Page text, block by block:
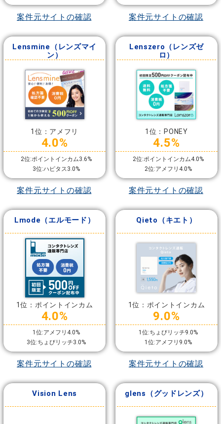
案件元サイトの確認 案件元サイトの確認
Lensmine（レンズマイ
ン）
1位：アメフリ
4.0%
2位:ポイントインカム3.6%
3位:ハピタス3.0%
案件元サイトの確認
Lenszero（レンズゼ
ロ）
1位：PONEY
4.5%
2位:ポイントインカム4.0%
2位:アメフリ4.0%
案件元サイトの確認
Lmode（エルモード）
1位：ポイントインカム
4.0%
1位:アメフリ4.0%
3位:ちょびリッチ3.0%
案件元サイトの確認
Qieto（キエト）
1位：ポイントインカム
9.0%
1位:ちょびリッチ9.0%
1位:アメフリ9.0%
案件元サイトの確認
Vision Lens glens（グッドレンズ）